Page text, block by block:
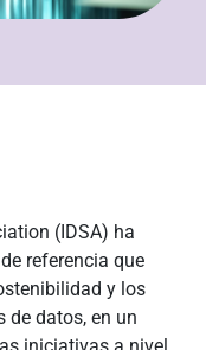
(IDSA) ha
referencia que
y los
de datos, en un